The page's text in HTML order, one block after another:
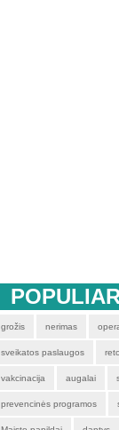
grožis nerimas
sveikatos paslaugos
vakcinacija augalai
prevencinės programos